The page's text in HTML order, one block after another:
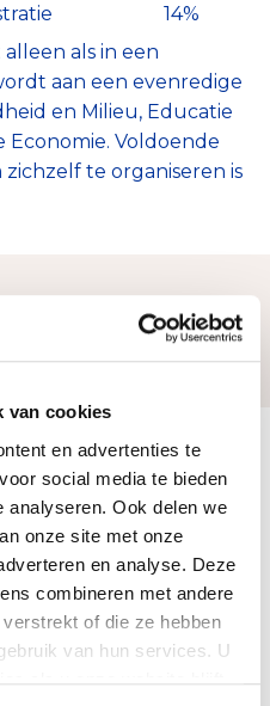
van cookies
en advertenties te
social media te bieden
analyseren. Ook delen we
onze site met onze
en analyse. Deze
combineren met andere
of die ze hebben
van hun services. U
14%
als in een
aan een evenredige
en Milieu, Educatie
Economie. Voldoende
te organiseren is
ons doel
(2025)